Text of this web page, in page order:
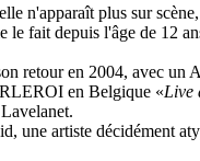
n'apparaît plus sur
le fait depuis l'âge de 12
retour en 2004, avec un
en Belgique «Live
une artiste décidément